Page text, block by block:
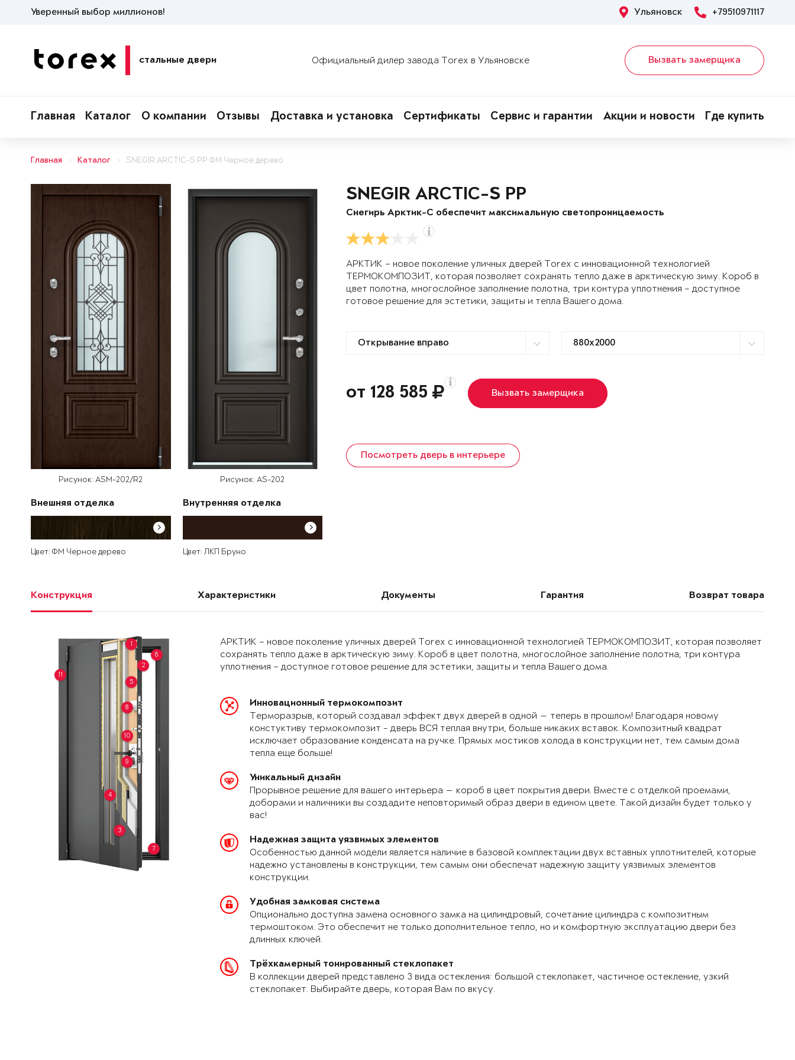
Уверенный выбор миллионов! Ульяновск +79510971117
стальные двери Официальный дилер завода Torex в Ульяновске Вызвать замерщика
Главная Каталог О компании Отзывы Доставка и установка Сертификаты Сервис и гарантии Акции и новости Где купить
Главная Каталог SNEGIR ARCTIC-S PP ФМ Черное дерево
Рисунок: ASM-202/R2
Внешняя отделка
Цвет: ФМ Черное дерево
Рисунок: AS-202
Внутренняя отделка
Цвет: ЛКП Бруно
SNEGIR ARCTIC-S PP
Снегирь Арктик-С обеспечит максимальную светопроницаемость
АРКТИК – новое поколение уличных дверей Torex с инновационной технологией
ТЕРМОКОМПОЗИТ, которая позволяет сохранять тепло даже в арктическую зиму. Короб в
цвет полотна, многослойное заполнение полотна, три контура уплотнения – доступное
готовое решение для эстетики, защиты и тепла Вашего дома.
от 128 585 Вызвать замерщика
Посмотреть дверь в интерьере
Конструкция Характеристики Документы Гарантия Возврат товара
1
2
3
4
5
6
7
8
9
10
11
АРКТИК – новое поколение уличных дверей Torex с инновационной технологией ТЕРМОКОМПОЗИТ, которая позволяет
сохранять тепло даже в арктическую зиму. Короб в цвет полотна, многослойное заполнение полотна, три контура
уплотнения – доступное готовое решение для эстетики, защиты и тепла Вашего дома.
Инновационный термокомпозит
Терморазрыв, который создавал эффект двух дверей в одной — теперь в прошлом! Благодаря новому
констуктиву термокомпозит - дверь ВСЯ теплая внутри, больше никаких вставок. Композитный квадрат
исключает образование конденсата на ручке. Прямых мостиков холода в конструкции нет, тем самым дома
тепла еще больше!
Уникальный дизайн
Прорывное решение для вашего интерьера — короб в цвет покрытия двери. Вместе с отделкой проемами,
доборами и наличники вы создадите неповторимый образ двери в едином цвете. Такой дизайн будет только у
вас!
Надежная защита уязвимых элементов
Особенностью данной модели является наличие в базовой комплектации двух вставных уплотнителей, которые
надежно установлены в конструкции, тем самым они обеспечат надежную защиту уязвимых элементов
конструкции.
Удобная замковая система
Опционально доступна замена основного замка на цилиндровый, сочетание цилиндра с композитным
термоштоком. Это обеспечит не только дополнительное тепло, но и комфортную эксплуатацию двери без
длинных ключей.
Трёхкамерный тонированный стеклопакет
В коллекции дверей представлено 3 вида остекления: большой стеклопакет, частичное остекление, узкий
стеклопакет. Выбирайте дверь, которая Вам по вкусу.